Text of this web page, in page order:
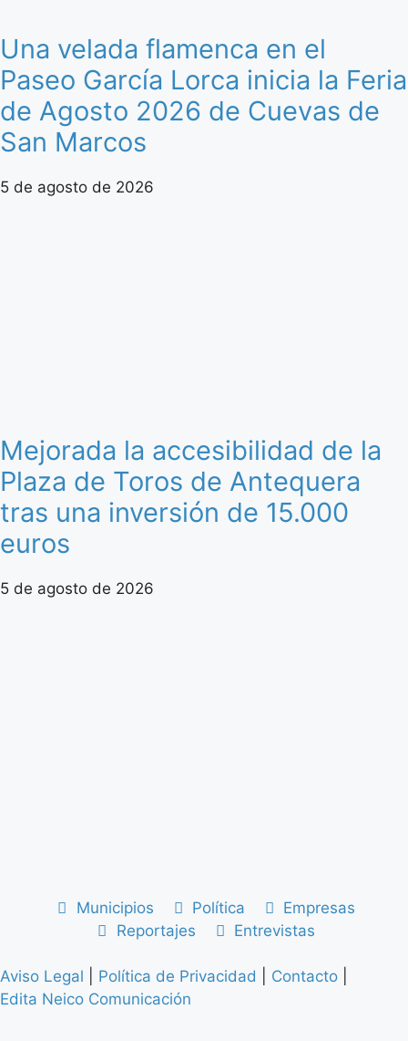
Una velada flamenca en el
Paseo García Lorca inicia la Feria
de Agosto 2026 de Cuevas de
San Marcos
5 de agosto de 2026
Mejorada la accesibilidad de la
Plaza de Toros de Antequera
tras una inversión de 15.000
euros
5 de agosto de 2026
Municipios Política
Empresas
Reportajes
Entrevistas
Aviso Legal Política de Privacidad Contacto
Edita Neico Comunicación